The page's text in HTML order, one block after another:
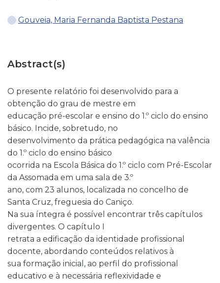
Gouveia, Maria Fernanda Baptista Pestana
Abstract(s)
O presente relatório foi desenvolvido para a
obtenção do grau de mestre em
educação pré-escolar e ensino do 1.º ciclo do ensino
básico. Incide, sobretudo, no
desenvolvimento da prática pedagógica na valência
do 1.º ciclo do ensino básico
ocorrida na Escola Básica do 1.º ciclo com Pré-Escolar
da Assomada em uma sala de 3.º
ano, com 23 alunos, localizada no concelho de
Santa Cruz, freguesia do Caniço.
Na sua íntegra é possível encontrar três capítulos
divergentes. O capítulo I
retrata a edificação da identidade profissional
docente, abordando conteúdos relativos à
sua formação inicial, ao perfil do profissional
educativo e à necessária reflexividade e